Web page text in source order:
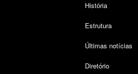
História
Estrutura
Últimas notícias
Diretório